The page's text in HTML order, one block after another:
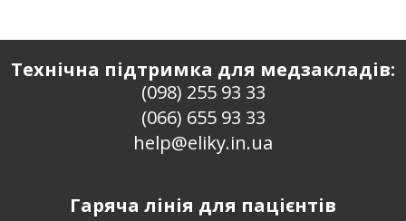
Технічна підтримка для медзакладів:
(098) 255 93 33
(066) 655 93 33
help@eliky.in.ua
Гаряча лінія для пацієнтів